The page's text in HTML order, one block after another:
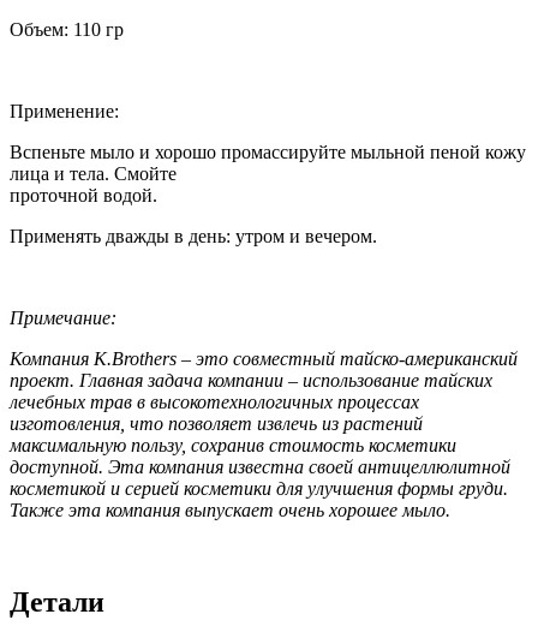
Объем: 110 гр
Применение:
Вспеньте мыло и хорошо промассируйте мыльной пеной кожу
лица и тела. Смойте
проточной водой.
Применять дважды в день: утром и вечером.
Примечание:
Компания K.Brothers – это совместный тайско-американский
проект. Главная задача компании – использование тайских
лечебных трав в высокотехнологичных процессах
изготовления, что позволяет извлечь из растений
максимальную пользу, сохранив стоимость косметики
доступной. Эта компания известна своей антицеллюлитной
косметикой и серией косметики для улучшения формы груди.
Также эта компания выпускает очень хорошее мыло.
Детали